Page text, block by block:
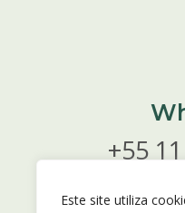
Este site utiliza
+55